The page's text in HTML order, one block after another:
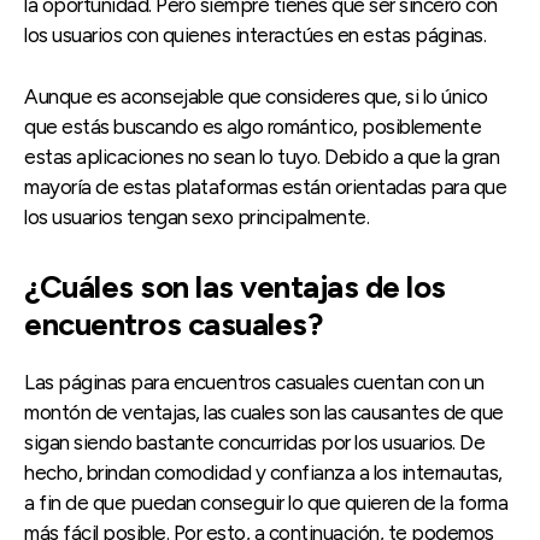
los usuarios con quienes interactúes en estas páginas.
Aunque es aconsejable que consideres que, si lo único
que estás buscando es algo romántico, posiblemente
estas aplicaciones no sean lo tuyo. Debido a que la gran
mayoría de estas plataformas están orientadas para que
los usuarios tengan sexo principalmente.
¿Cuáles son las ventajas de los
encuentros casuales?
Las páginas para encuentros casuales cuentan con un
montón de ventajas, las cuales son las causantes de que
sigan siendo bastante concurridas por los usuarios. De
hecho, brindan comodidad y confianza a los internautas,
a fin de que puedan conseguir lo que quieren de la forma
más fácil posible. Por esto, a continuación, te podemos